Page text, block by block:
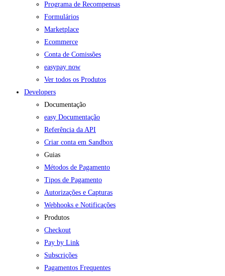
Programa de Recompensas
Formulários
Marketplace
Ecommerce
Conta de Comissões
easypay now
Ver todos os Produtos
Developers
Documentação
easy Documentação
Referência da API
Criar conta em Sandbox
Guias
Métodos de Pagamento
Tipos de Pagamento
Autorizações e Capturas
Webhooks e Notificações
Produtos
Checkout
Pay by Link
Subscrições
Pagamentos Frequentes